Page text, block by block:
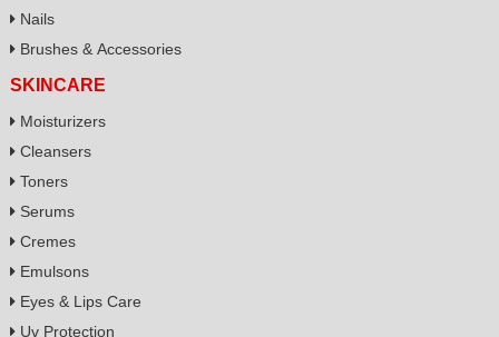
Nails
Brushes & Accessories
SKINCARE
Moisturizers
Cleansers
Toners
Serums
Cremes
Emulsons
Eyes & Lips Care
Uv Protection